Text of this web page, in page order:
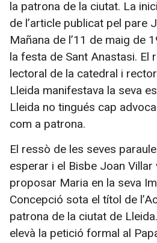
la patrona de la ciutat. La
de l’article publicat pel pare
Mañana de l’11 de maig de
la festa de Sant Anastasi. El
lectoral de la catedral i
Lleida manifestava la seva
Lleida no tingués cap
com a patrona.
El ressò de les seves
esperar i el Bisbe Joan Villar
proposar Maria en la seva
Concepció sota el títol de
patrona de la ciutat de
elevà la petició formal al